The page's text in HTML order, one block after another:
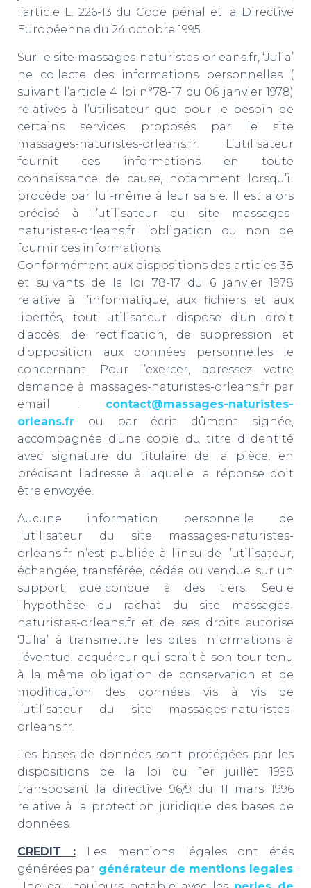
l’article L. 226-13 du Code pénal et la Directive
Européenne du 24 octobre 1995.
Sur le site massages-naturistes-orleans.fr, ‘Julia’
ne collecte des informations personnelles (
suivant l’article 4 loi n°78-17 du 06 janvier 1978)
relatives à l’utilisateur que pour le besoin de
certains services proposés par le site
massages-naturistes-orleans.fr. L’utilisateur
fournit ces informations en toute
connaissance de cause, notamment lorsqu’il
procède par lui-même à leur saisie. Il est alors
précisé à l’utilisateur du site massages-
naturistes-orleans.fr l’obligation ou non de
fournir ces informations.
Conformément aux dispositions des articles 38
et suivants de la loi 78-17 du 6 janvier 1978
relative à l’informatique, aux fichiers et aux
libertés, tout utilisateur dispose d’un droit
d’accès, de rectification, de suppression et
d’opposition aux données personnelles le
concernant. Pour l’exercer, adressez votre
demande à massages-naturistes-orleans.fr par
email : contact@massages-naturistes-
orleans.fr ou par écrit dûment signée,
accompagnée d’une copie du titre d’identité
avec signature du titulaire de la pièce, en
précisant l’adresse à laquelle la réponse doit
être envoyée.
Aucune information personnelle de
l’utilisateur du site massages-naturistes-
orleans.fr n’est publiée à l’insu de l’utilisateur,
échangée, transférée, cédée ou vendue sur un
support quelconque à des tiers. Seule
l’hypothèse du rachat du site massages-
naturistes-orleans.fr et de ses droits autorise
‘Julia’ à transmettre les dites informations à
l’éventuel acquéreur qui serait à son tour tenu
à la même obligation de conservation et de
modification des données vis à vis de
l’utilisateur du site massages-naturistes-
orleans.fr.
Les bases de données sont protégées par les
dispositions de la loi du 1er juillet 1998
transposant la directive 96/9 du 11 mars 1996
relative à la protection juridique des bases de
données.
CREDIT :
Les mentions légales ont étés
générées par générateur de mentions legales